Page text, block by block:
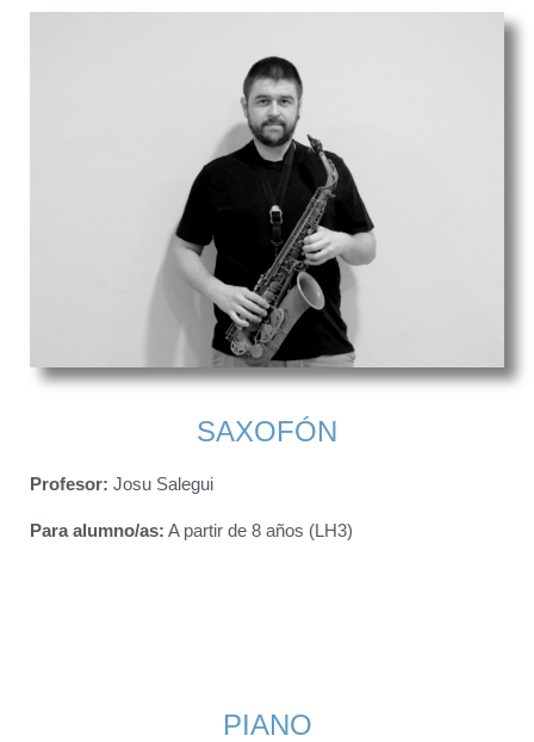
SAXOFÓN
Profesor: Josu Salegui
Para alumno/as: A partir de 8 años (LH3)
PIANO